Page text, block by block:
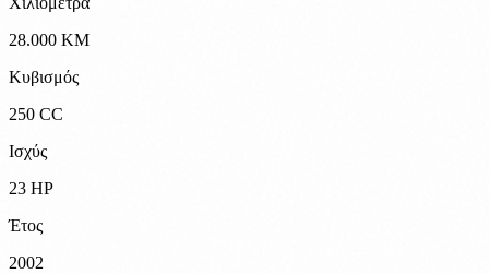
28.000 KM
Κυβισμός
250 CC
Ισχύς
23 HP
Έτος
2002